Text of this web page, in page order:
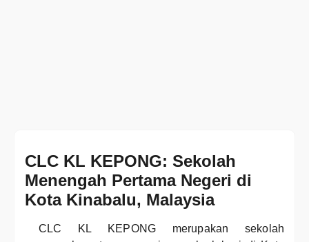
CLC KL KEPONG: Sekolah
Menengah Pertama Negeri di
Kota Kinabalu, Malaysia
CLC KL KEPONG merupakan sekolah